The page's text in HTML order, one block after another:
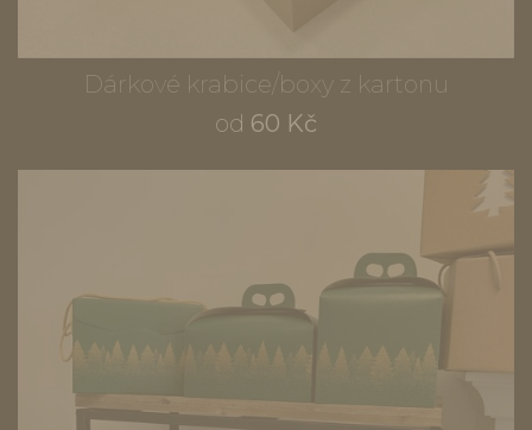
Dárkové krabice/boxy z kartonu
od 60 Kč